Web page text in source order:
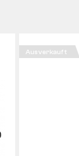
Ausverkauft